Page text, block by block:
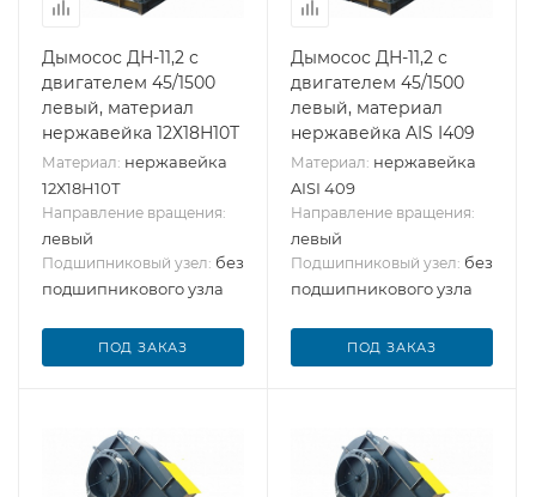
Дымосос ДН-11,2 с
двигателем 45/1500
левый, материал
нержавейка 12Х18Н10Т
Материал: нержавейка
12Х18Н10Т
Направление вращения:
левый
Подшипниковый узел: без
подшипникового узла
ПОД ЗАКАЗ
Дымосос ДН-11,2 с
двигателем 45/1500
левый, материал
нержавейка AIS I409
Материал: нержавейка
AISI 409
Направление вращения:
левый
Подшипниковый узел: без
подшипникового узла
ПОД ЗАКАЗ